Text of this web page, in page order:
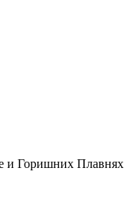
и Горишних Плавнях